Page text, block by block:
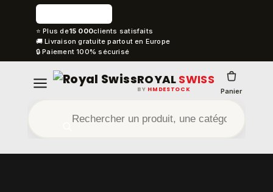
⭐ Plus de15 000clients satisfaits
🚚 Livraison gratuite partout en Europe
🔒 Paiement 100% sécurisé
ROYAL SWISS
BY HMDESTOCK Panier